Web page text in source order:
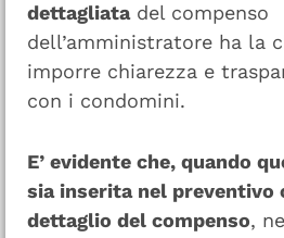
dettagliatadel compenso
dell’amministratore ha la
imporre chiarezza e
con i condomini.
E’ evidente che, quando
sia inserita nel preventivo
dettaglio del compenso,